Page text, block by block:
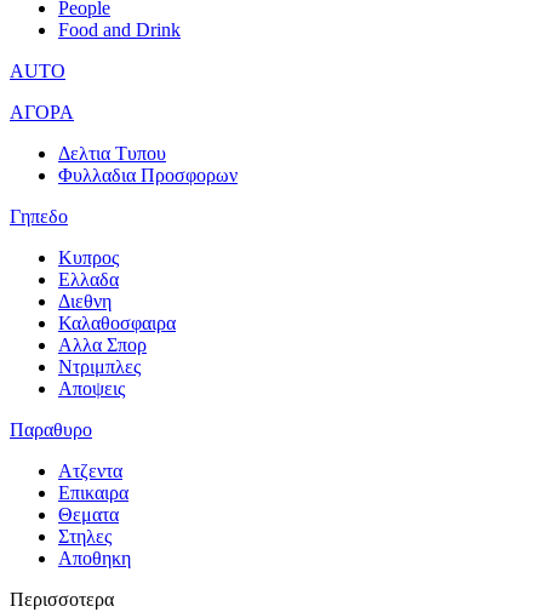
People
Food and Drink
AUTO
ΑΓΟΡΑ
Δελτια Τυπου
Φυλλαδια Προσφορων
Γηπεδο
Κυπρος
Ελλαδα
Διεθνη
Καλαθοσφαιρα
Αλλα Σπορ
Ντριμπλες
Αποψεις
Παραθυρο
Ατζεντα
Επικαιρα
Θεματα
Στηλες
Αποθηκη
Περισσοτερα